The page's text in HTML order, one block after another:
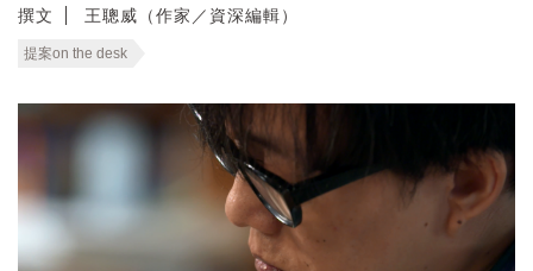
撰文 王聰威（作家／資深編輯）
提案on the desk